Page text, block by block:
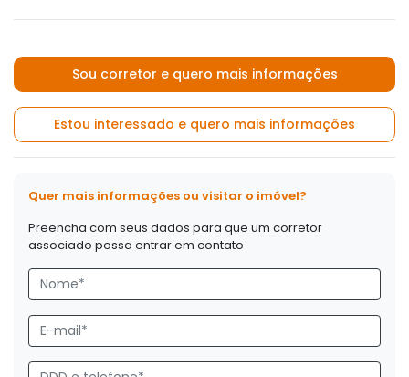
Sou corretor e quero mais informações
Estou interessado e quero mais informações
Quer mais informações ou visitar o imóvel?
Preencha com seus dados para que um corretor
associado possa entrar em contato